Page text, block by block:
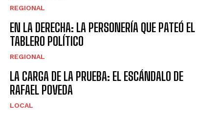
REGIONAL
EN LA DERECHA: LA PERSONERÍA QUE PATEÓ EL
TABLERO POLÍTICO
REGIONAL
LA CARGA DE LA PRUEBA: EL ESCÁNDALO DE
RAFAEL POVEDA
LOCAL